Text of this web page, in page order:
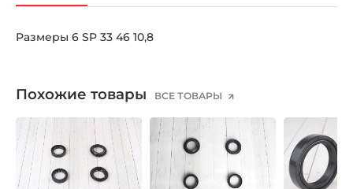
Размеры 6 SP 33 46 10,8
Похожие товары ВСЕ ТОВАРЫ